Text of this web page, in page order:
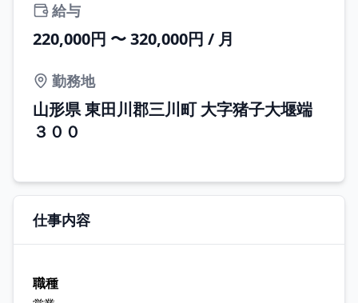
給与
220,000円 〜 320,000円 / 月
勤務地
山形県 東田川郡三川町 大字猪子大堰端
３００
仕事内容
職種